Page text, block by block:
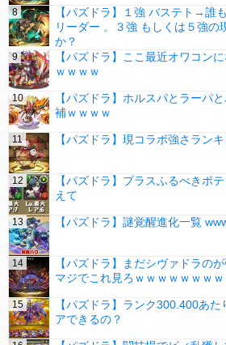
【パズドラ】１強 バステト→誰
リーダー 。３強 もしくは５強の
か？
【パズドラ】ここ最近オワコン
ｗｗｗｗ
【パズドラ】ホルスパとラーパ
補ｗｗｗｗ
【パズドラ】現コラボ強さラン
【パズドラ】プラスふるべきポ
えて
【パズドラ】謎覚醒進化一覧
【パズドラ】まだシヴァドラの
マジでこれ見ろｗｗｗｗｗｗｗ
【パズドラ】ランク300.400あ
アできるの？